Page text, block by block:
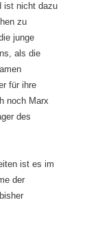
ist nicht dazu
zu
junge
als die
für ihre
noch Marx
des
ist es im
der